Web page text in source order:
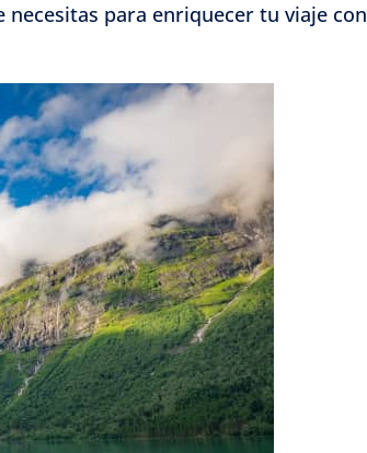
necesitas para enriquecer tu viaje con